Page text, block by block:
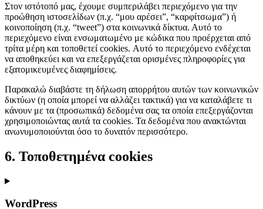
Στον ιστότοπό μας, έχουμε συμπεριλάβει περιεχόμενο για την
προώθηση ιστοσελίδων (π.χ. “μου αρέσει”, “καρφίτσωμα”) ή
κοινοποίηση (π.χ. “tweet”) στα κοινωνικά δίκτυα. Αυτό το
περιεχόμενο είναι ενσωματωμένο με κώδικα που προέρχεται από
τρίτα μέρη και τοποθετεί cookies. Αυτό το περιεχόμενο ενδέχεται
να αποθηκεύει και να επεξεργάζεται ορισμένες πληροφορίες για
εξατομικευμένες διαφημίσεις.
Παρακαλώ διαβάστε τη δήλωση απορρήτου αυτών των κοινωνικών
δικτύων (η οποία μπορεί να αλλάζει τακτικά) για να καταλάβετε τι
κάνουν με τα (προσωπικά) δεδομένα σας τα οποία επεξεργάζονται
χρησιμοποιώντας αυτά τα cookies. Τα δεδομένα που ανακτώνται
ανωνυμοποιούνται όσο το δυνατόν περισσότερο.
6. Τοποθετημένα cookies
WordPress